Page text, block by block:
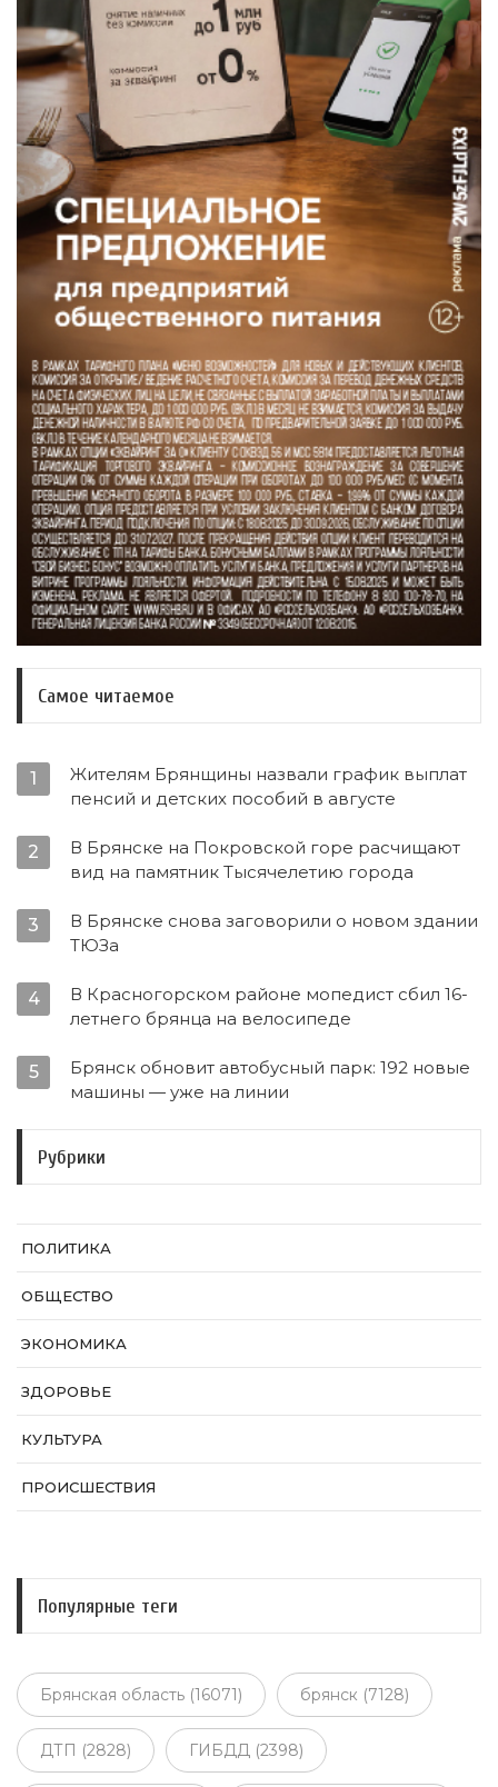
Самое читаемое
1
Жителям Брянщины назвали график выплат
пенсий и детских пособий в августе
2
В Брянске на Покровской горе расчищают
вид на памятник Тысячелетию города
3
В Брянске снова заговорили о новом здании
ТЮЗа
4
В Красногорском районе мопедист сбил 16-
летнего брянца на велосипеде
5
Брянск обновит автобусный парк: 192 новые
машины — уже на линии
Рубрики
ПОЛИТИКА
ОБЩЕСТВО
ЭКОНОМИКА
ЗДОРОВЬЕ
КУЛЬТУРА
ПРОИСШЕСТВИЯ
Популярные теги
Брянская область (16071) брянск (7128)
ДТП (2828) ГИБДД (2398)